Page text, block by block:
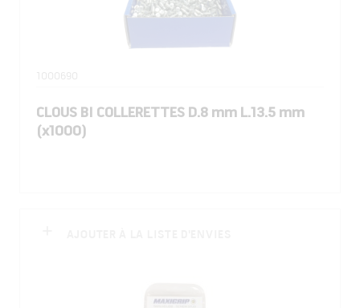
1000690
CLOUS BI COLLERETTES D.8 mm L.13.5 mm
(x1000)